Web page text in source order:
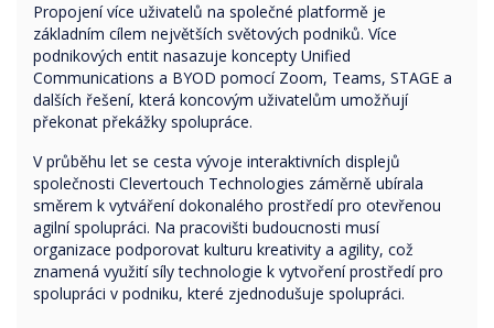
Propojení více uživatelů na společné platformě je
základním cílem největších světových podniků. Více
podnikových entit nasazuje koncepty Unified
Communications a BYOD pomocí Zoom, Teams, STAGE a
dalších řešení, která koncovým uživatelům umožňují
překonat překážky spolupráce.
V průběhu let se cesta vývoje interaktivních displejů
společnosti Clevertouch Technologies záměrně ubírala
směrem k vytváření dokonalého prostředí pro otevřenou
agilní spolupráci. Na pracovišti budoucnosti musí
organizace podporovat kulturu kreativity a agility, což
znamená využití síly technologie k vytvoření prostředí pro
spolupráci v podniku, které zjednodušuje spolupráci.